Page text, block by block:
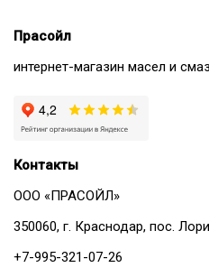
Прасойл
интернет-магазин масел и
Контакты
ООО «ПРАСОЙЛ»
350060, г. Краснодар, пос.
+7-995-321-07-26